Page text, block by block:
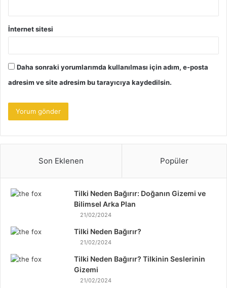
İnternet sitesi
Daha sonraki yorumlarımda kullanılması için adım, e-posta
adresim ve site adresim bu tarayıcıya kaydedilsin.
Son Eklenen Popüler
Tilki Neden Bağırır: Doğanın Gizemi ve
Bilimsel Arka Plan
21/02/2024
Tilki Neden Bağırır?
21/02/2024
Tilki Neden Bağırır? Tilkinin Seslerinin
Gizemi
21/02/2024